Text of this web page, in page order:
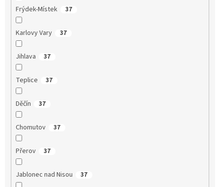
Frýdek-Místek 37
Karlovy Vary 37
Jihlava 37
Teplice 37
Děčín 37
Chomutov 37
Přerov 37
Jablonec nad Nisou 37